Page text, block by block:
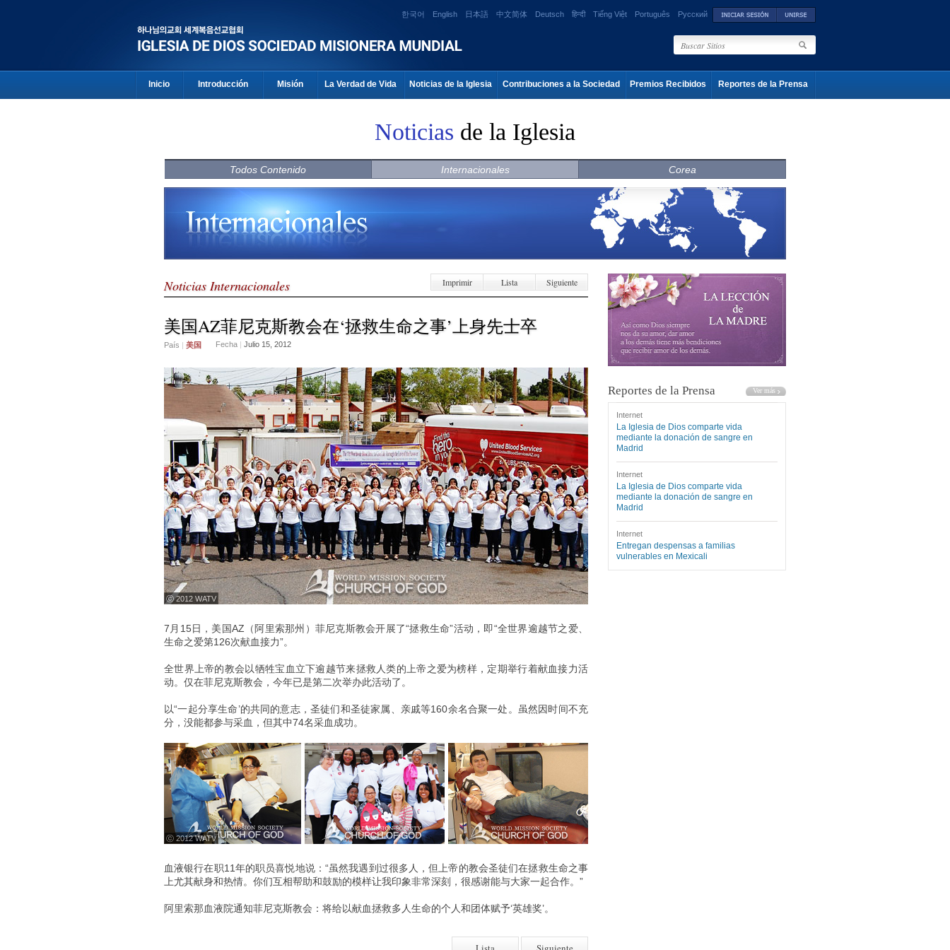
한국어 English 日本語 中文简体 Deutsch हिन्दी Tiếng Việt Português Русский
Inicio Introducción Misión La Verdad de Vida Noticias de la Iglesia Contribuciones a la Sociedad Premios Recibidos Reportes de la Prensa
Noticias de la Iglesia
Todos Contenido Internacionales Corea
Noticias Internacionales Imprimir Lista Siguiente
美国AZ菲尼克斯教会在‘拯救生命之事’上身先士卒
País | 美国 Fecha | Julio 15, 2012
ⓒ 2012 WATV
7月15日，美国AZ（阿里索那州）菲尼克斯教会开展了“拯救生命”活动，即“全世界逾越节之爱、
生命之爱第126次献血接力”。
全世界上帝的教会以牺牲宝血立下逾越节来拯救人类的上帝之爱为榜样，定期举行着献血接力活
动。仅在菲尼克斯教会，今年已是第二次举办此活动了。
以“一起分享生命’的共同的意志，圣徒们和圣徒家属、亲戚等160余名合聚一处。虽然因时间不充
分，没能都参与采血，但其中74名采血成功。
ⓒ 2012 WATV
血液银行在职11年的职员喜悦地说：“虽然我遇到过很多人，但上帝的教会圣徒们在拯救生命之事
上尤其献身和热情。你们互相帮助和鼓励的模样让我印象非常深刻，很感谢能与大家一起合作。”
阿里索那血液院通知菲尼克斯教会：将给以献血拯救多人生命的个人和团体赋予‘英雄奖’。
Reportes de la Prensa
Internet
La Iglesia de Dios comparte vida
mediante la donación de sangre en
Madrid
Internet
La Iglesia de Dios comparte vida
mediante la donación de sangre en
Madrid
Internet
Entregan despensas a familias
vulnerables en Mexicali